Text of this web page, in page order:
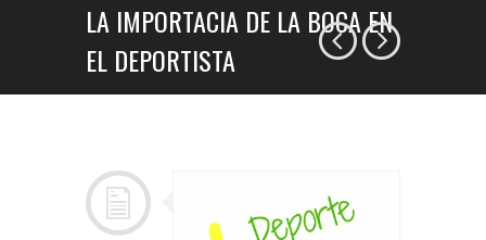
LA IMPORTACIA DE LA BOCA EN
EL DEPORTISTA